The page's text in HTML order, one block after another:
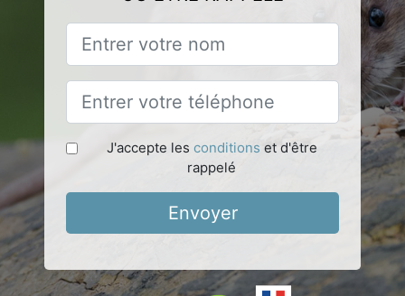
J'accepte les conditions et d'être
rappelé
Envoyer